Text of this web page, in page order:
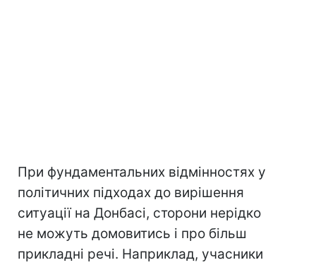
При фундаментальних відмінностях у
політичних підходах до вирішення
ситуації на Донбасі, сторони нерідко
не можуть домовитись і про більш
прикладні речі. Наприклад, учасники